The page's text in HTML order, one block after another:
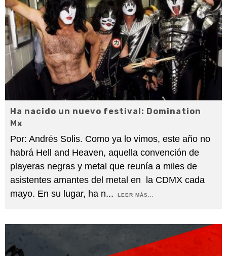
Ha nacido un nuevo festival: Domination
Mx
Por: Andrés Solis. Como ya lo vimos, este año no
habrá Hell and Heaven, aquella convención de
playeras negras y metal que reunía a miles de
asistentes amantes del metal en la CDMX cada
mayo. En su lugar, ha n... LEER MÁS...